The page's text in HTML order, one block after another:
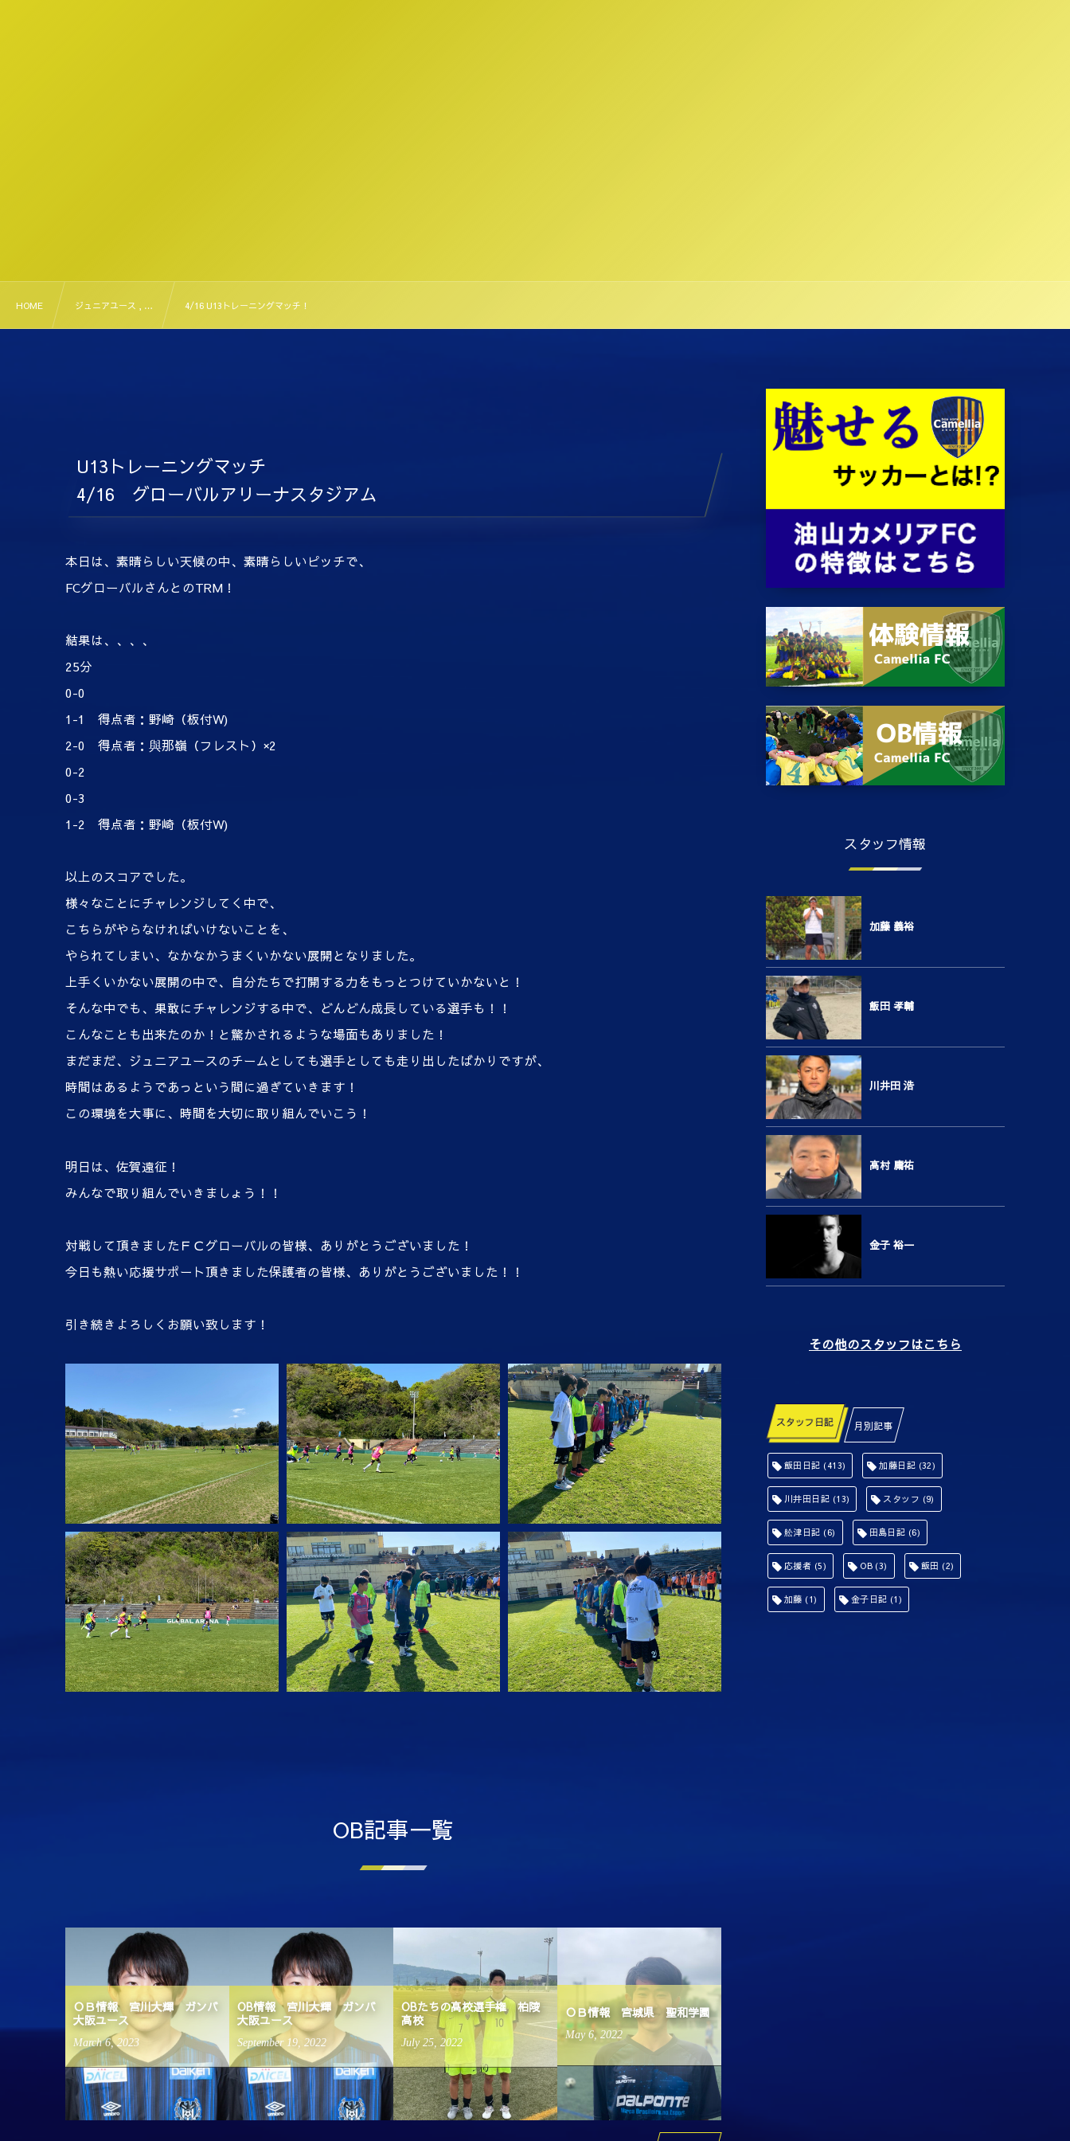
HOME ジュニアユース , … 4/16 U13トレーニングマッチ！
U13トレーニングマッチ
4/16 グローバルアリーナスタジアム
本日は、素晴らしい天候の中、素晴らしいピッチで、
FCグローバルさんとのTRM！
結果は、、、、
25分
0-0
1-1 得点者：野崎（板付W)
2-0 得点者：與那嶺（フレスト）×2
0-2
0-3
1-2 得点者：野崎（板付W)
以上のスコアでした。
様々なことにチャレンジしてく中で、
こちらがやらなければいけないことを、
やられてしまい、なかなかうまくいかない展開となりました。
上手くいかない展開の中で、自分たちで打開する力をもっとつけていかないと！
そんな中でも、果敢にチャレンジする中で、どんどん成長している選手も！！
こんなことも出来たのか！と驚かされるような場面もありました！
まだまだ、ジュニアユースのチームとしても選手としても走り出したばかりですが、
時間はあるようであっという間に過ぎていきます！
この環境を大事に、時間を大切に取り組んでいこう！
明日は、佐賀遠征！
みんなで取り組んでいきましょう！！
対戦して頂きましたＦＣグローバルの皆様、ありがとうございました！
今日も熱い応援サポート頂きました保護者の皆様、ありがとうございました！！
引き続きよろしくお願い致します！
OB記事一覧
ＯＢ情報 宮川大輝 ガンバ
大阪ユース
March 6,2023
OB情報 宮川大輝 ガンバ
大阪ユース
September 19, 2022
OBたちの高校選手権 柏陵
高校
July 25, 2022
ＯＢ情報 宮城県 聖和学園
May 6, 2022
スタッフ情報
加藤 義裕
飯田 孝輔
川井田 浩
高村 庸祐
金子 裕一
その他のスタッフはこちら
スタッフ日記 月別記事
飯田日記 (413) 加藤日記 (32)
川井田日記 (13) スタッフ (9)
舩津日記 (6) 田島日記 (6)
応援者 (5) OB(3) 飯田 (2)
加藤 (1) 金子日記 (1)